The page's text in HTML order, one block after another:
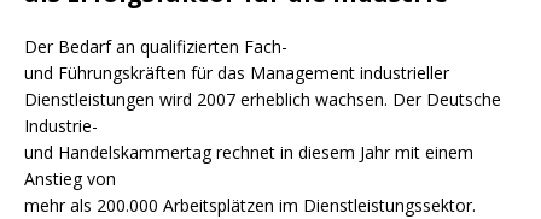
Der Bedarf an qualifizierten Fach-
und Führungskräften für das Management industrieller
Dienstleistungen wird 2007 erheblich wachsen. Der Deutsche
Industrie-
und Handelskammertag rechnet in diesem Jahr mit einem
Anstieg von
mehr als 200.000 Arbeitsplätzen im Dienstleistungssektor.